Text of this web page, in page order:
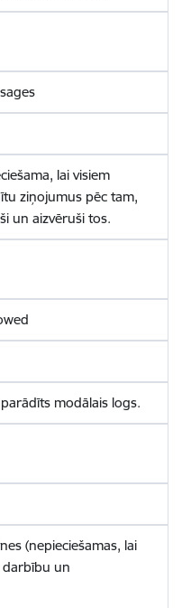
lai visiem
ziņojumus pēc tam,
un aizvēruši tos.
modālais logs.
(nepieciešamas, lai
darbību un